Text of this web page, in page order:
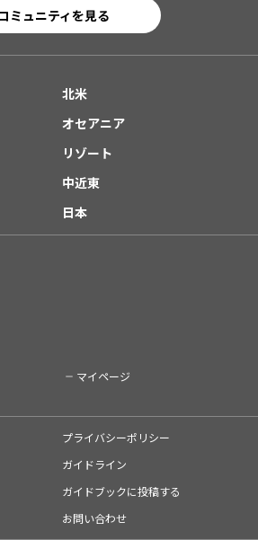
ミュニティを見る
北米
オセアニア
リゾート
中近東
日本
マイページ
プライバシーポリシー
ガイドライン
ガイドブックに投稿する
お問い合わせ